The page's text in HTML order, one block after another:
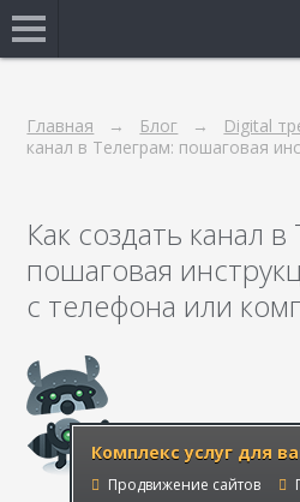
Главная Блог Digital
канал в Телеграм: пошаговая
Как создать канал
пошаговая
с телефона или
Комплекс услуг для
Продвижение сайтов